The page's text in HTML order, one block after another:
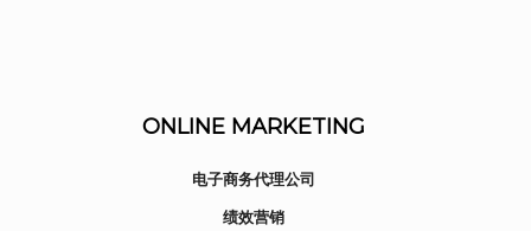
ONLINE MARKETING
电子商务代理公司
绩效营销